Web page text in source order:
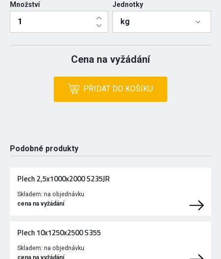
Množství Jednotky
kg
Cena na vyžádání
PŘIDAT DO KOŠÍKU
Podobné produkty
Plech 2,5x1000x2000 S235JR
Skladem: na objednávku
cena na vyžádání
Plech 10x1250x2500 S355
Skladem: na objednávku
cena na vyžádání